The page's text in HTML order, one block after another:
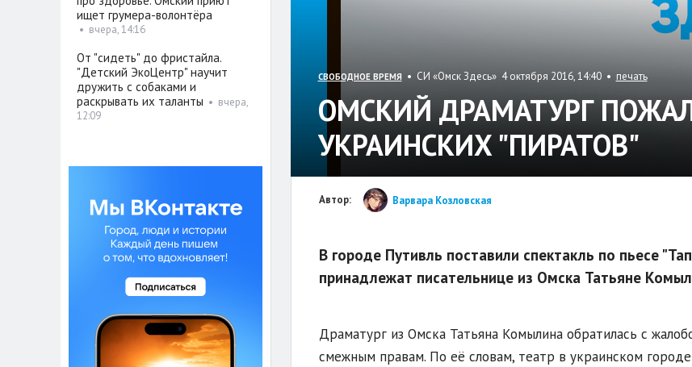
СВОБОДНОЕ ВРЕМЯ • СИ «Омск Здесь» 4 октября 2016, 14:40 • печать
ОМСКИЙ ДРАМАТУРГ
УКРАИНСКИХ "ПИРАТОВ"
Автор: Варвара Козловская
В городе Путивль поставили спектакль по пьесе
принадлежат писательнице из Омска Татьяне
Драматург из Омска Татьяна Комылина обратилась с
смежным правам. По её словам, театр в украинском
ищет грумера-волонтёра
• вчера, 14:16
От "сидеть" до фристайла.
"Детский ЭкоЦентр" научит
дружить с собаками и
раскрывать их таланты • вчера,
12:09